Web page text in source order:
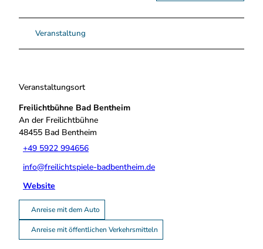
Veranstaltung
Veranstaltungsort
Freilichtbühne Bad Bentheim
An der Freilichtbühne
48455 Bad Bentheim
+49 5922 994656
info@freilichtspiele-badbentheim.de
Website
Anreise mit dem Auto
Anreise mit öffentlichen Verkehrsmitteln